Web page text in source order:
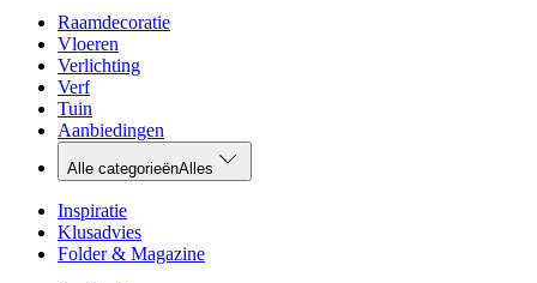
Raamdecoratie
Vloeren
Verlichting
Verf
Tuin
Aanbiedingen
Alle categorieënAlles
Inspiratie
Klusadvies
Folder & Magazine